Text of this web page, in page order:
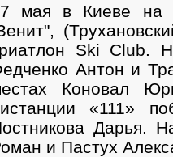
мая в Киеве на
Ski Club.
Антон и
Коновал
«111»
Дарья.
и Пастух